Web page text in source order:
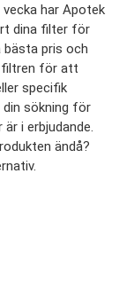
vecka har Apotek
dina filter för
bästa pris och
filtren för att
specifik
din sökning för
i erbjudande.
ändå?